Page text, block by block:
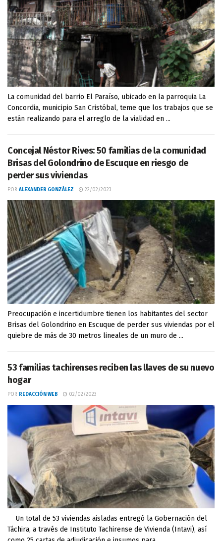
La comunidad del barrio El Paraíso, ubicado en la parroquia La
Concordia, municipio San Cristóbal, teme que los trabajos que se
están realizando para el arreglo de la vialidad en ...
Concejal Néstor Rives: 50 familias de la comunidad
Brisas del Golondrino de Escuque en riesgo de
perder sus viviendas
POR ALEXANDER GONZÁLEZ 22/02/2023
Preocupación e incertidumbre tienen los habitantes del sector
Brisas del Golondrino en Escuque de perder sus viviendas por el
quiebre de más de 30 metros lineales de un muro de ...
53 familias tachirenses reciben las llaves de su nuevo
hogar
POR REDACCIÓN WEB 02/02/2023
Un total de 53 viviendas aisladas entregó la Gobernación del
Táchira, a través de Instituto Tachirense de Vivienda (Intavi), así